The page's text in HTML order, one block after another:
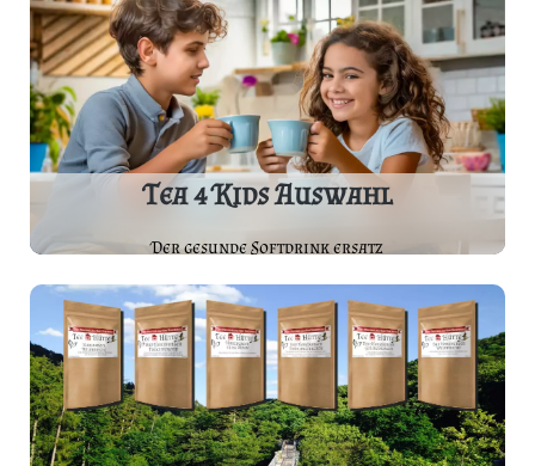
Tea 4 Kids Auswahl
Der gesunde Softdrink ersatz